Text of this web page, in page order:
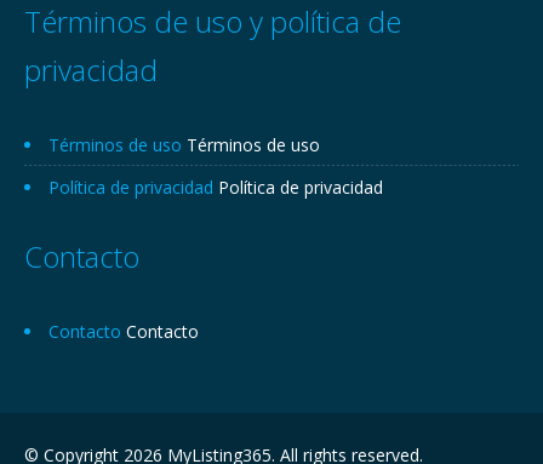
Términos de uso y política de
privacidad
Términos de uso Términos de uso
Política de privacidad Política de privacidad
Contacto
Contacto Contacto
© Copyright 2026 MyListing365. All rights reserved.